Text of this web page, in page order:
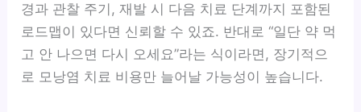
경과 관찰 주기, 재발 시 다음 치료 단계까지 포함된
로드맵이 있다면 신뢰할 수 있죠. 반대로 “일단 약 먹
고 안 나으면 다시 오세요”라는 식이라면, 장기적으
로 모낭염 치료 비용만 늘어날 가능성이 높습니다.